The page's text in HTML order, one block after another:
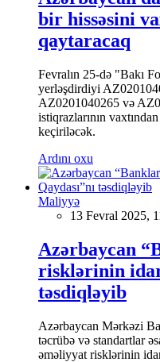
bir hissəsini
qaytaracaq
Fevralın 25-də "Bakı
yerləşdirdiyi
AZ0201040265 və
istiqrazlarının
keçiriləcək.
Ardını oxu
Maliyyə
13 Fevral 2025,
Azərbaycan
risklərinin
təsdiqləyib
Azərbaycan Mərkəzi
təcrübə və standartlar
əməliyyat risklərinin